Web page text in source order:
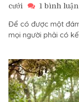
cưới
1 bình luận
Để có được một
mọi người phải có